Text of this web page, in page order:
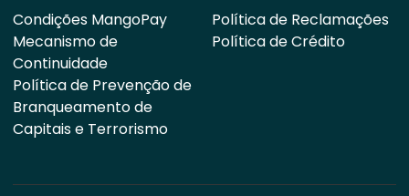
Condições MangoPay
Mecanismo de
Continuidade
Política de Prevenção de
Branqueamento de
Capitais e Terrorismo
Política de Reclamações
Política de Crédito